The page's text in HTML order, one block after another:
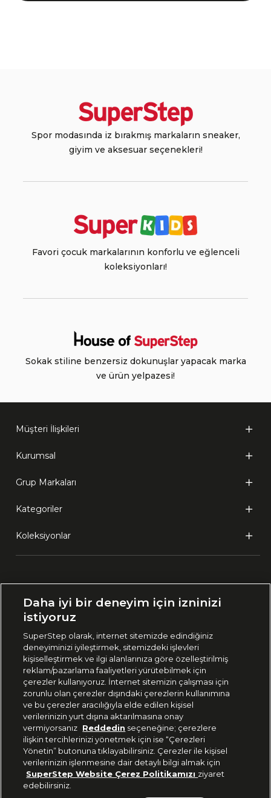
Spor modasında iz bırakmış markaların sneaker,
giyim ve aksesuar seçenekleri!
Favori çocuk markalarının konforlu ve eğlenceli
koleksiyonları!
Sokak stiline benzersiz dokunuşlar yapacak marka
ve ürün yelpazesi!
Müşteri İlişkileri
Kurumsal
Grup Markaları
Kategoriler
Koleksiyonlar
🇹🇷 Türkiye
444 37 36
Uygulamadan Takip Edin
Bizi Takip Edin
Daha iyi bir deneyim için izninizi
istiyoruz
SuperStep olarak, internet sitemizde edindiğiniz
deneyiminizi iyileştirmek, sitemizdeki işlevleri
kişiselleştirmek ve ilgi alanlarınıza göre özelleştirilmiş
reklam/pazarlama faaliyetleri yürütebilmek için
çerezler kullanıyoruz. İnternet sitemizin çalışması için
zorunlu olan çerezler dışındaki çerezlerin kullanımına
ve bu çerezler aracılığıyla elde edilen kişisel
verilerinizin yurt dışına aktarılmasına onay
vermiyorsanız Reddedin seçeneğine; çerezlere
ilişkin tercihlerinizi yönetmek için ise “Çerezleri
Yönetin” butonuna tıklayabilirsiniz. Çerezler ile kişisel
verilerinizin işlenmesine dair detaylı bilgi almak için
SuperStep Website Çerez Politikamızı ziyaret
edebilirsiniz.